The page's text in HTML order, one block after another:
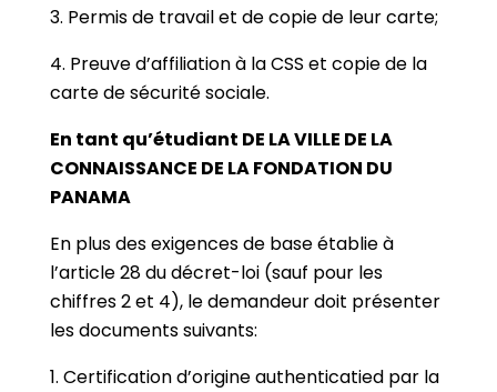
3. Permis de travail et de copie de leur carte;
4. Preuve d’affiliation à la CSS et copie de la
carte de sécurité sociale.
En tant qu’étudiant DE LA VILLE DE LA
CONNAISSANCE DE LA FONDATION DU
PANAMA
En plus des exigences de base établie à
l’article 28 du décret-loi (sauf pour les
chiffres 2 et 4), le demandeur doit présenter
les documents suivants:
1. Certification d’origine authenticatied par la